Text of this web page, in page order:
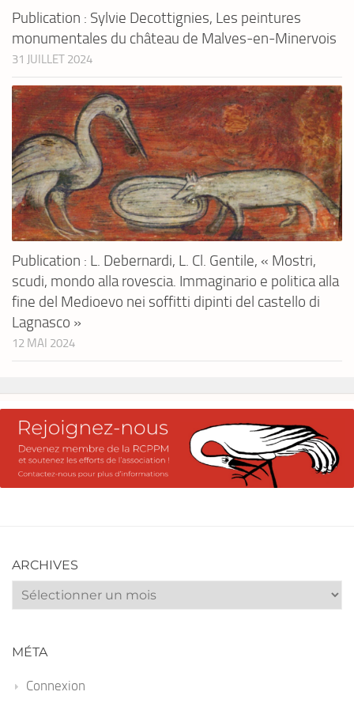
Publication : Sylvie Decottignies, Les peintures
monumentales du château de Malves-en-Minervois
31 JUILLET 2024
Publication : L. Debernardi, L. Cl. Gentile, « Mostri,
scudi, mondo alla rovescia. Immaginario e politica alla
fine del Medioevo nei soffitti dipinti del castello di
Lagnasco »
12 MAI 2024
ARCHIVES
Archives
MÉTA
Connexion